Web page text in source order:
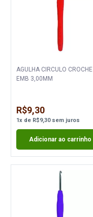
AGULHA CIRCULO CROCHE
EMB 3,00MM
R$9,30
1x de R$9,30sem juros
Adicionar ao carrinho